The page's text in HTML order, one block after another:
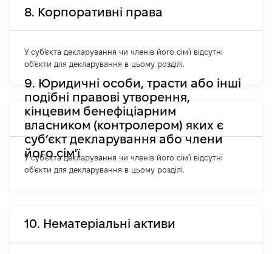
8. Корпоративні права
У суб'єкта декларування чи членів його сім'ї відсутні
об'єкти для декларування в цьому розділі.
9. Юридичні особи, трасти або інші
подібні правові утворення,
кінцевим бенефіціарним
власником (контролером) яких є
суб’єкт декларування або члени
його сім'ї
У суб'єкта декларування чи членів його сім'ї відсутні
об'єкти для декларування в цьому розділі.
10. Нематеріальні активи